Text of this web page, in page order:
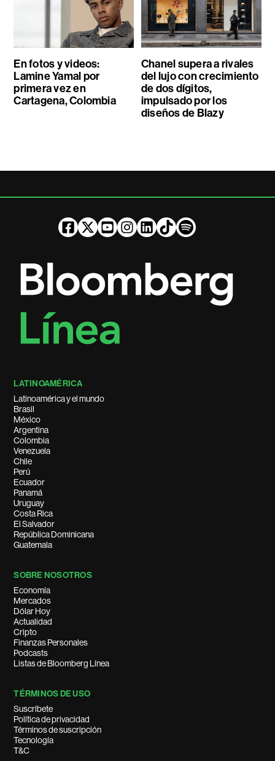
En fotos y videos:
Lamine Yamal por
primera vez en
Cartagena, Colombia
Chanel supera a rivales
del lujo con crecimiento
de dos dígitos,
impulsado por los
diseños de Blazy
LATINOAMÉRICA
Latinoamérica y el mundo
Brasil
México
Argentina
Colombia
Venezuela
Chile
Perú
Ecuador
Panamá
Uruguay
Costa Rica
El Salvador
República Dominicana
Guatemala
SOBRE NOSOTROS
Economía
Mercados
Dólar Hoy
Actualidad
Cripto
Finanzas Personales
Podcasts
Listas de Bloomberg Línea
TÉRMINOS DE USO
Suscríbete
Política de privacidad
Términos de suscripción
Tecnología
T&C